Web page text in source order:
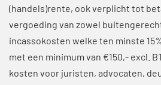
(handels)rente, ook verplicht tot
vergoeding van zowel
incassokosten welke ten minste
met een minimum van €150,- excl.
kosten voor juristen, advocaten,